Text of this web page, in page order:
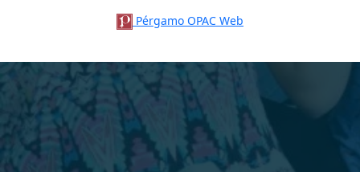
Pérgamo OPAC Web